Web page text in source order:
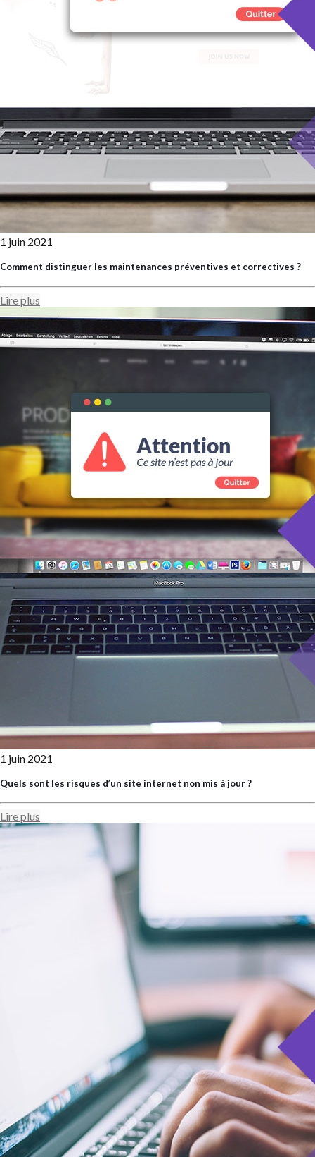
1 juin 2021
Comment distinguer les maintenances préventives et correctives ?
Lire plus
1 juin 2021
Quels sont les risques d’un site internet non mis à jour ?
Lire plus